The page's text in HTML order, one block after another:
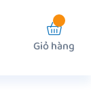
Giỏ hàng